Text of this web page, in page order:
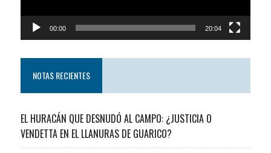
00:00 20:04
NOTAS RECIENTES
EL HURACÁN QUE DESNUDÓ AL CAMPO: ¿JUSTICIA O
VENDETTA EN EL LLANURAS DE GUARICO?